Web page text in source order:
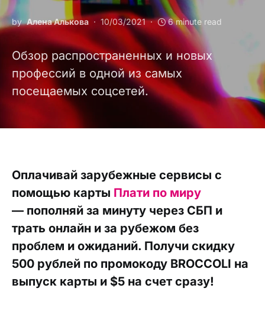
by Алена Алькова 10/03/2021 6 minute read
Обзор распространенных и новых
профессий в одной из самых
посещаемых соцсетей.
Оплачивай зарубежные сервисы с
помощью карты Плати по миру
— пополняй за минуту через СБП и
трать онлайн и за рубежом без
проблем и ожиданий. Получи скидку
500 рублей по промокоду BROCCOLI на
выпуск карты и $5 на счет сразу!